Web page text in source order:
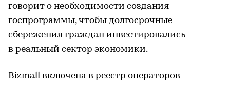
говорит о необходимости создания
госпрограммы, чтобы долгосрочные
сбережения граждан инвестировались
в реальный сектор экономики.
Bizmall включена в реестр операторов